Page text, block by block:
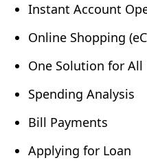
Instant Account
Online Shopping
One Solution for All
Spending Analysis
Bill Payments
Applying for Loan